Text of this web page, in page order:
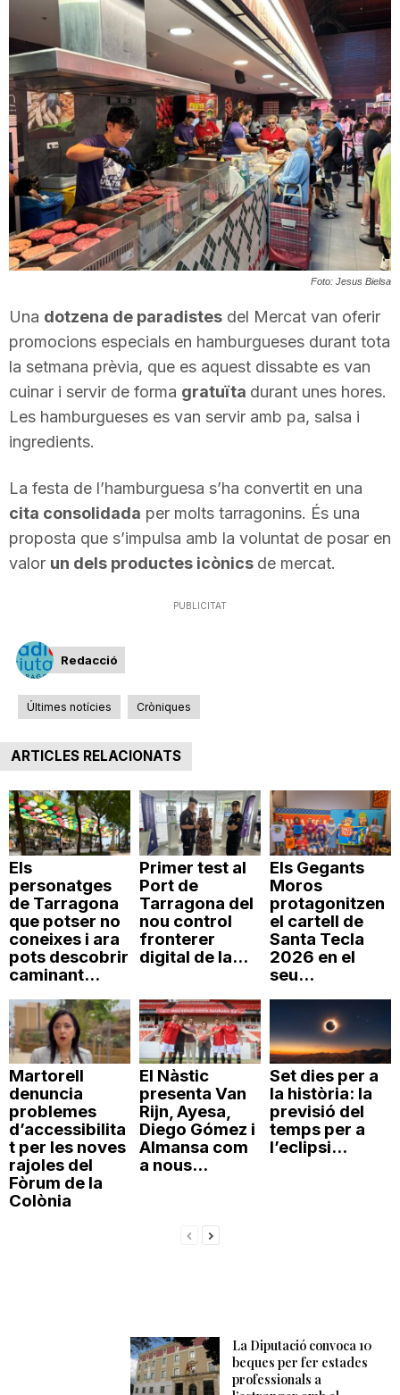
t
d
a
r
a
o
a
Foto: Jesus Bielsa
Una dotzena de paradistes del Mercat van oferir
promocions especials en hamburgueses durant tota
la setmana prèvia, que es aquest dissabte es van
cuinar i servir de forma gratuïta durant unes hores.
Les hamburgueses es van servir amb pa, salsa i
ingredients.
La festa de l’hamburguesa s’ha convertit en una
cita consolidada per molts tarragonins. És una
proposta que s’impulsa amb la voluntat de posar en
valor un dels productes icònics de mercat.
PUBLICITAT
Redacció
Últimes notícies Cròniques
ARTICLES RELACIONATS
Els
personatges
de Tarragona
que potser no
coneixes i ara
pots descobrir
caminant...
Primer test al
Port de
Tarragona del
nou control
fronterer
digital de la...
Els Gegants
Moros
protagonitzen
el cartell de
Santa Tecla
2026 en el
seu...
Martorell
denuncia
problemes
d’accessibilita
t per les noves
rajoles del
Fòrum de la
Colònia
El Nàstic
presenta Van
Rijn, Ayesa,
Diego Gómez i
Almansa com
a nous...
Set dies per a
la història: la
previsió del
temps per a
l’eclipsi...